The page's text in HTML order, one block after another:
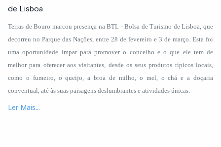
de Lisboa
Terras de Bouro marcou presença na BTL - Bolsa de Turismo de Lisboa, que
decorreu no Parque das Nações, entre 28 de fevereiro e 3 de março. Esta foi
uma oportunidade ímpar para promover o concelho e o que ele tem de
melhor para oferecer aos visitantes, desde os seus produtos típicos locais,
como o fumeiro, o queijo, a broa de milho, o mel, o chá e a doçaria
conventual, até às suas paisagens deslumbrantes e atividades únicas.
Ler Mais...